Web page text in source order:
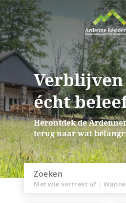
écht
Herontdek de
terug naar wat
Zoeken
Met wie vertrekt u? |